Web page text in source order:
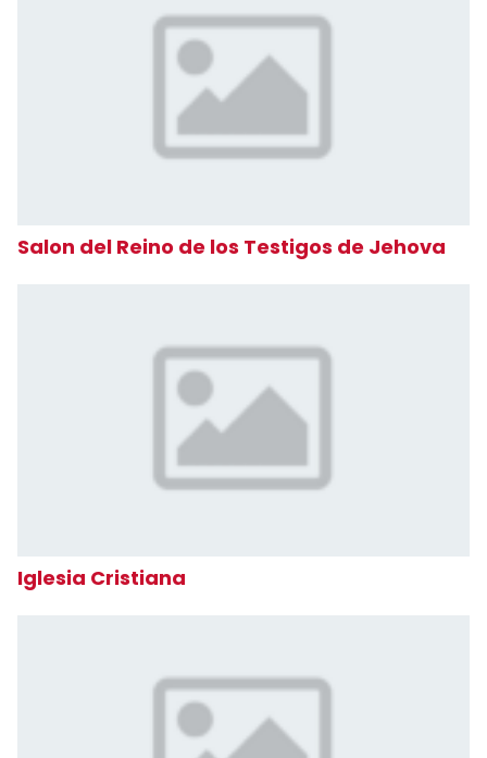
Salon del Reino de los Testigos de Jehova
Iglesia Cristiana